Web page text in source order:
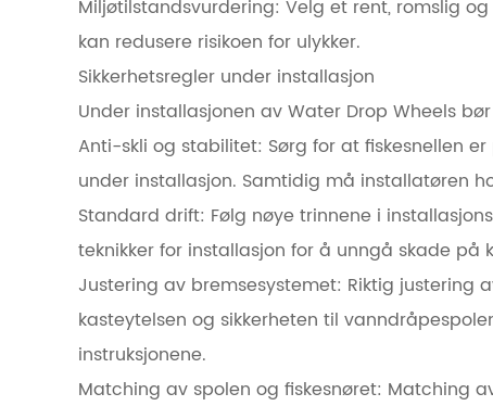
Miljøtilstandsvurdering: Velg et rent, romslig
kan redusere risikoen for ulykker.
Sikkerhetsregler under installasjon
Under installasjonen av Water Drop Wheels
Anti-skli og stabilitet: Sørg for at fiskesnellen
under installasjon. Samtidig må installatøren
Standard drift: Følg nøye trinnene i
teknikker for installasjon for å unngå skade på
Justering av bremsesystemet: Riktig justering
kasteytelsen og sikkerheten til
instruksjonene.
Matching av spolen og fiskesnøret: Matching